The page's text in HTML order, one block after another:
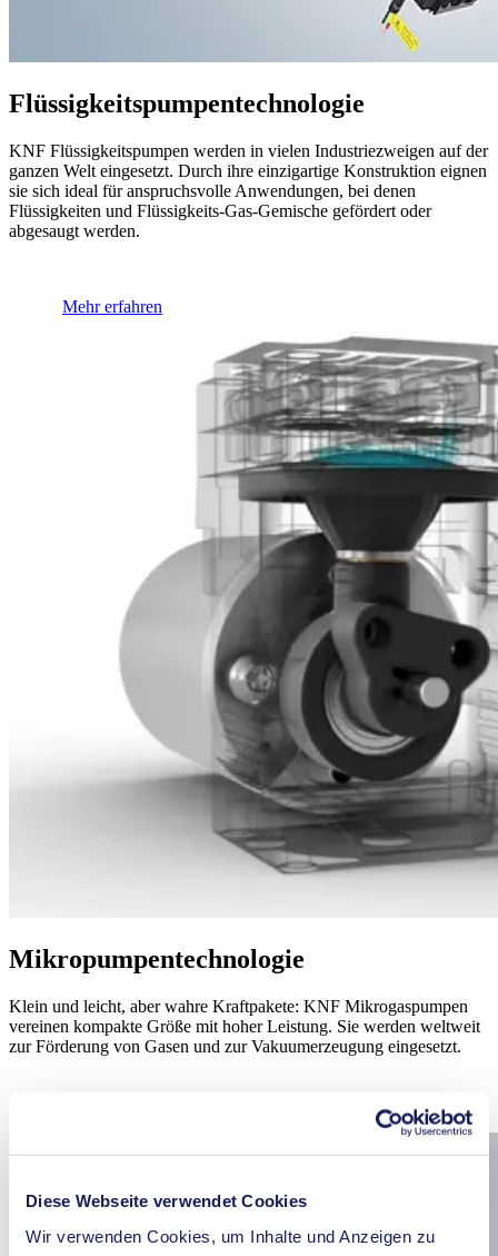
Diese Webseite verwendet Cookies
Wir verwenden Cookies, um Inhalte und Anzeigen zu
Flüssigkeitspumpentechnologie
KNF Flüssigkeitspumpen werden in vielen Industriezweigen auf der
ganzen Welt eingesetzt. Durch ihre einzigartige Konstruktion eignen
sie sich ideal für anspruchsvolle Anwendungen, bei denen
Flüssigkeiten und Flüssigkeits-Gas-Gemische gefördert oder
abgesaugt werden.
Mehr erfahren
Mikropumpen­technologie
Klein und leicht, aber wahre Kraftpakete: KNF Mikrogaspumpen
vereinen kompakte Größe mit hoher Leistung. Sie werden weltweit
zur Förderung von Gasen und zur Vakuum­erzeugung eingesetzt.